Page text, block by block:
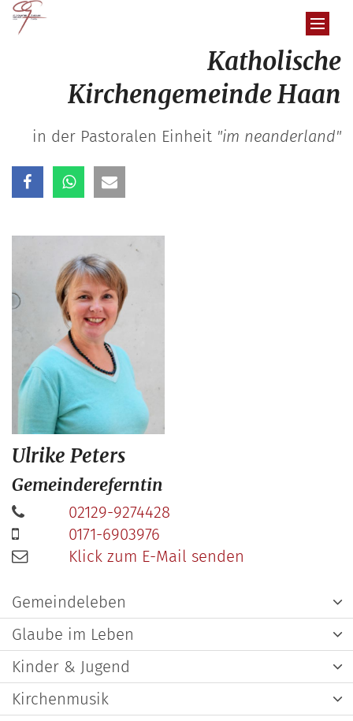
Zum Inhalt springen
Katholische
Kirchengemeinde Haan
in der Pastoralen Einheit "im neanderland"
Ulrike Peters
Gemeindereferntin
02129-9274428
0171-6903976
Klick zum E-Mail senden
Gemeindeleben
Glaube im Leben
Kinder & Jugend
Kirchenmusik